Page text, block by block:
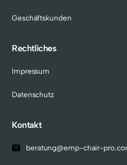
Geschäftskunden
Rechtliches
Impressum
Datenschutz
Kontakt
beratung@emp-chair-